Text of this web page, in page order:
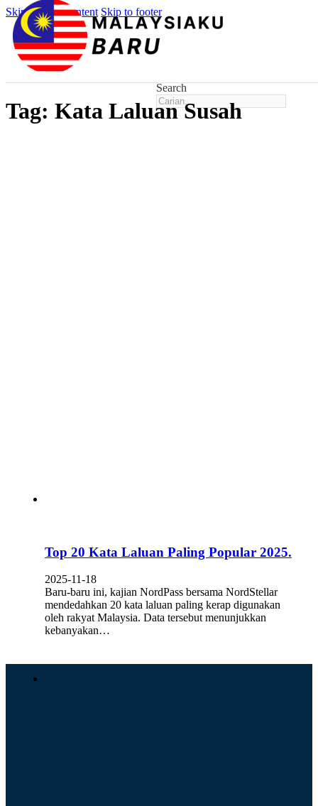
Skip to main content Skip to footer
Search
Tag: Kata Laluan Susah
Top 20 Kata Laluan Paling Popular 2025.
2025-11-18
Baru-baru ini, kajian NordPass bersama NordStellar
mendedahkan 20 kata laluan paling kerap digunakan
oleh rakyat Malaysia. Data tersebut menunjukkan
kebanyakan…